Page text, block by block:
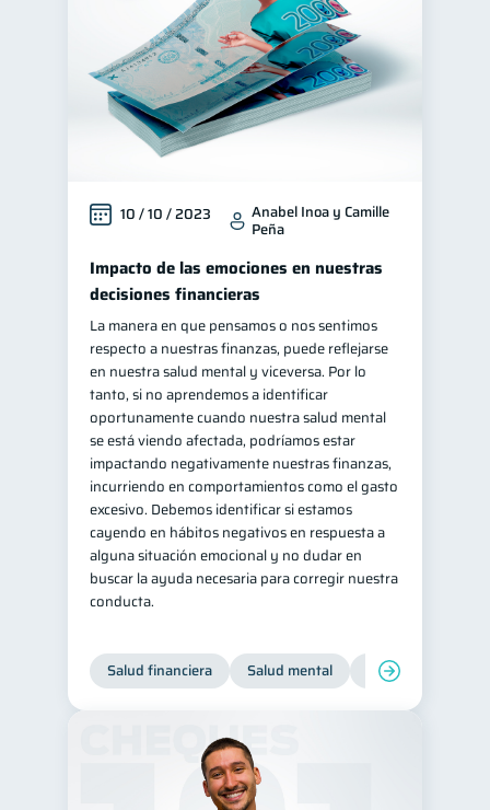
10 / 10 / 2023 Anabel Inoa y Camille
Peña
Impacto de las emociones en nuestras
decisiones financieras
La manera en que pensamos o nos sentimos
respecto a nuestras finanzas, puede reflejarse
en nuestra salud mental y viceversa. Por lo
tanto, si no aprendemos a identificar
oportunamente cuando nuestra salud mental
se está viendo afectada, podríamos estar
impactando negativamente nuestras finanzas,
incurriendo en comportamientos como el gasto
excesivo. Debemos identificar si estamos
cayendo en hábitos negativos en respuesta a
alguna situación emocional y no dudar en
buscar la ayuda necesaria para corregir nuestra
conducta.
Salud financiera Salud mental Inclusión